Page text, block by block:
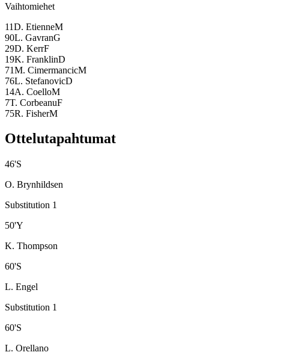
Vaihtomiehet
11D. EtienneM
90L. GavranG
29D. KerrF
19K. FranklinD
71M. CimermancicM
76L. StefanovicD
14A. CoelloM
7T. CorbeanuF
75R. FisherM
Ottelutapahtumat
46'S
O. Brynhildsen
Substitution 1
50'Y
K. Thompson
60'S
L. Engel
Substitution 1
60'S
L. Orellano